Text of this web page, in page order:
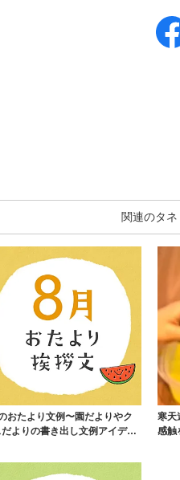
関連のタネ
おたより文例〜園だよりやク
だよりの書き出し文例アイデ
寒天
感触